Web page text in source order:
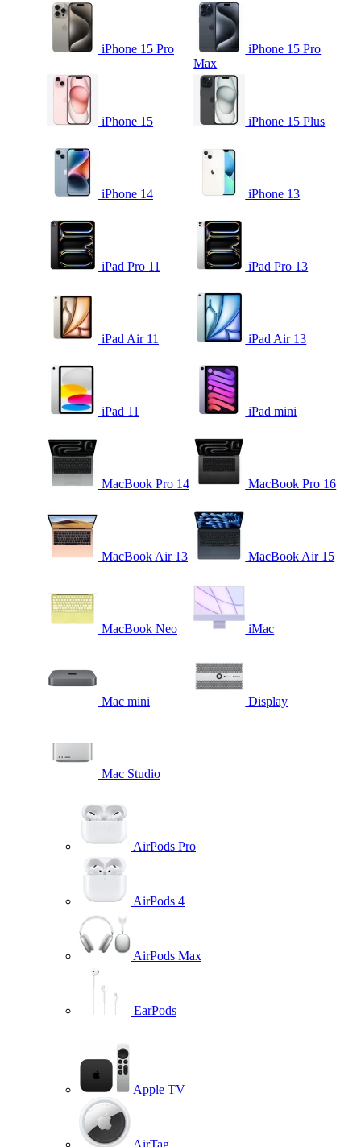
iPhone 15 Pro
iPhone 15 Pro
Max
iPhone 15 iPhone 15 Plus
iPhone 14 iPhone 13
iPad Pro 11 iPad Pro 13
iPad Air 11 iPad Air 13
iPad 11 iPad mini
MacBook Pro 14 MacBook Pro 16
MacBook Air 13 MacBook Air 15
MacBook Neo iMac
Mac mini Display
Mac Studio
AirPods Pro
AirPods 4
AirPods Max
EarPods
Apple TV